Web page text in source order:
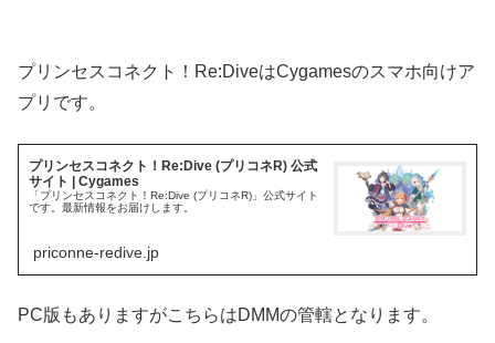
プリンセスコネクト！Re:DiveはCygamesのスマホ向けア
プリです。
プリンセスコネクト！Re:Dive (プリコネR) 公式
サイト | Cygames
「プリンセスコネクト！Re:Dive (プリコネR)」公式サイト
です。最新情報をお届けします。
priconne-redive.jp
PC版もありますがこちらはDMMの管轄となります。